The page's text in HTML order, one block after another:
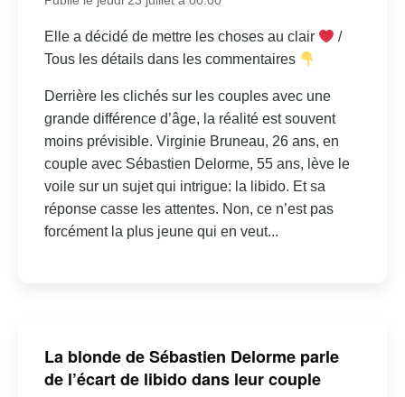
Elle a décidé de mettre les choses au clair
/
Tous les détails dans les commentaires
Derrière les clichés sur les couples avec une
grande différence d’âge, la réalité est souvent
moins prévisible. Virginie Bruneau, 26 ans, en
couple avec Sébastien Delorme, 55 ans, lève le
voile sur un sujet qui intrigue: la libido. Et sa
réponse casse les attentes. Non, ce n’est pas
forcément la plus jeune qui en veut...
La blonde de Sébastien Delorme parle
de l’écart de libido dans leur couple